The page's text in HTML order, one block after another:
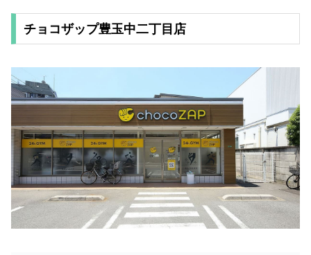
チョコザップ豊玉中二丁目店